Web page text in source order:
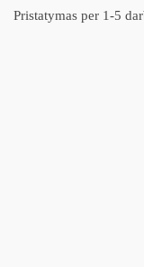
Pristatymas per 1-5